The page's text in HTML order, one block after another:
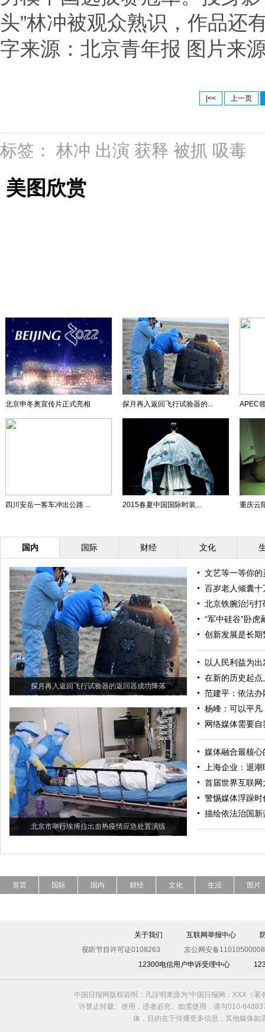
头”林冲被观众熟识，作品还
字来源：北京青年报 图片来
|<< 上一页
标签： 林冲 出演 获释 被抓 吸毒
美图欣赏
北京申冬奥宣传片正式亮相 探月再入返回飞行试验器的... APEC
四川安岳一客车冲出公路 ... 2015春夏中国国际时装... 重庆云
国内 国际 财经 文化
探月再入返回飞行试验器的返回器成功降落
北京市举行埃博拉出血热疫情应急处置演练
文艺等一等你的
百岁老人倾囊
北京铁腕治污打
“军中硅谷”卧虎
创新发展是长期
以人民利益为
在新的历史起
范建平：依法
杨峰：可以平
网络媒体需要自
媒体融合最核
上海企业：退
首届世界互联
警惕媒体浮躁
描绘依法治国
首页 国际 国内 财经 文化 生活 图片
关于我们 互联网举报中心
视听节目许可证0108263
京公网安备
12300电信用户申诉受理中心
中国日报网版权说明：凡注明来源为“中国日报网：XXX（
许禁止转载、使用，违者必究。如需使用，请与010-
体，目的在于传播更多信息，其他媒体